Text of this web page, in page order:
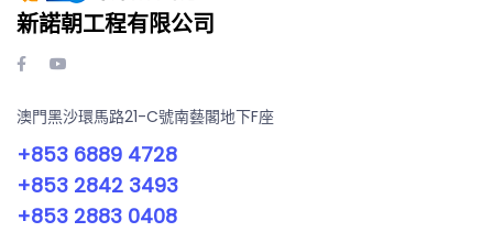
新諾朝工程有限公司
澳門黑沙環馬路21-C號南藝閣地下F座
+853 6889 4728
+853 2842 3493
+853 2883 0408